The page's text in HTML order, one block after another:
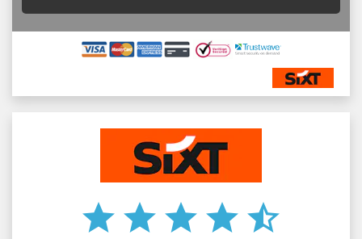
star star star star star_half